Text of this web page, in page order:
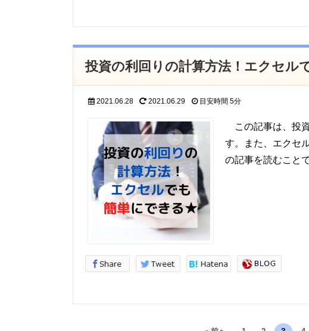
投資の利回りの計算方法！エクセル
2021.06.28 2021.06.29 目安時間 5分
この記事は、投
す。また、エクセ
の記事を読むこと